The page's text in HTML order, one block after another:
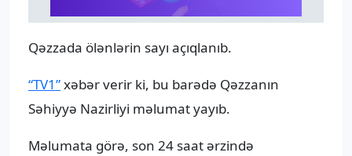
Qəzzada ölənlərin sayı açıqlanıb.
“TV1”xəbər verir ki, bu barədə Qəzzanın
Səhiyyə Nazirliyi məlumat yayıb.
Məlumata görə, son 24 saat ərzində